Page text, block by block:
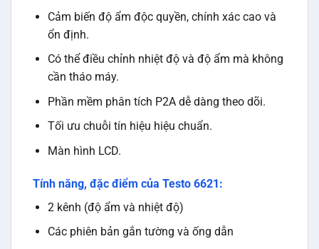
Cảm biến độ ẩm độc quyền, chính xác cao và
ổn định.
Có thể điều chỉnh nhiệt độ và độ ẩm mà không
cần tháo máy.
Phần mềm phân tích P2A dễ dàng theo dõi.
Tối ưu chuỗi tín hiệu hiệu chuẩn.
Màn hình LCD.
Tính năng, đặc điểm của Testo 6621:
2 kênh (độ ẩm và nhiệt độ)
Các phiên bản gắn tường và ống dẫn